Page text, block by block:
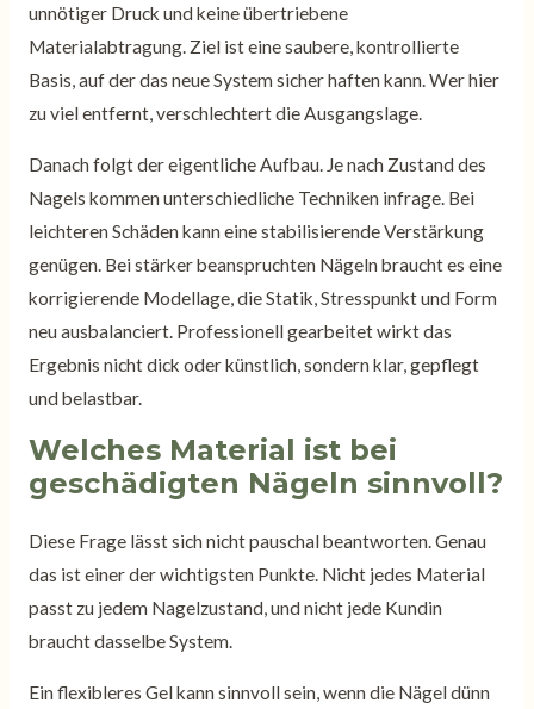
unnötiger Druck und keine übertriebene
Materialabtragung. Ziel ist eine saubere, kontrollierte
Basis, auf der das neue System sicher haften kann. Wer hier
zu viel entfernt, verschlechtert die Ausgangslage.
Danach folgt der eigentliche Aufbau. Je nach Zustand des
Nagels kommen unterschiedliche Techniken infrage. Bei
leichteren Schäden kann eine stabilisierende Verstärkung
genügen. Bei stärker beanspruchten Nägeln braucht es eine
korrigierende Modellage, die Statik, Stresspunkt und Form
neu ausbalanciert. Professionell gearbeitet wirkt das
Ergebnis nicht dick oder künstlich, sondern klar, gepflegt
und belastbar.
Welches Material ist bei
geschädigten Nägeln sinnvoll?
Diese Frage lässt sich nicht pauschal beantworten. Genau
das ist einer der wichtigsten Punkte. Nicht jedes Material
passt zu jedem Nagelzustand, und nicht jede Kundin
braucht dasselbe System.
Ein flexibleres Gel kann sinnvoll sein, wenn die Nägel dünn